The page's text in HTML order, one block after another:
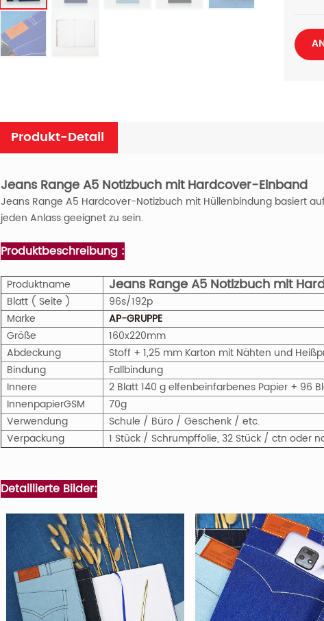
Produkt-Detail
Jeans Range A5 Notizbuch mit Hardcover-Einband
Jeans Range A5 Hardcover-Notizbuch mit Hüllenbindung basiert
jeden Anlass geeignet zu sein.
Produktbeschreibung :
Produktname Jeans Range A5 Notizbuch mit
Blatt ( Seite )
96s/192p
Marke
AP-GRUPPE
Größe
160x220mm
Abdeckung
Stoff + 1,25 mm Karton mit Nähten und
Bindung
Fallbindung
Innere
2 Blatt 140 g elfenbeinfarbenes Papier + 96
InnenpapierGSM
70g
Verwendung
Schule / Büro / Geschenk / etc.
Verpackung
1 Stück / Schrumpffolie, 32 Stück / ctn oder
Detaillierte Bilder: